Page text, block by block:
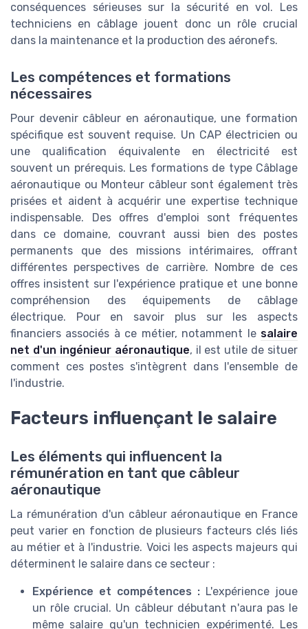
conséquences sérieuses sur la sécurité en vol. Les
techniciens en câblage jouent donc un rôle crucial
dans la maintenance et la production des aéronefs.
Les compétences et formations
nécessaires
Pour devenir câbleur en aéronautique, une formation
spécifique est souvent requise. Un CAP électricien ou
une qualification équivalente en électricité est
souvent un prérequis. Les formations de type Câblage
aéronautique ou Monteur câbleur sont également très
prisées et aident à acquérir une expertise technique
indispensable. Des offres d'emploi sont fréquentes
dans ce domaine, couvrant aussi bien des postes
permanents que des missions intérimaires, offrant
différentes perspectives de carrière. Nombre de ces
offres insistent sur l'expérience pratique et une bonne
compréhension des équipements de câblage
électrique. Pour en savoir plus sur les aspects
financiers associés à ce métier, notamment le salaire
net d'un ingénieur aéronautique, il est utile de situer
comment ces postes s'intègrent dans l'ensemble de
l'industrie.
Facteurs influençant le salaire
Les éléments qui influencent la
rémunération en tant que câbleur
aéronautique
La rémunération d'un câbleur aéronautique en France
peut varier en fonction de plusieurs facteurs clés liés
au métier et à l'industrie. Voici les aspects majeurs qui
déterminent le salaire dans ce secteur :
Expérience et compétences : L'expérience joue
un rôle crucial. Un câbleur débutant n'aura pas le
même salaire qu'un technicien expérimenté. Les